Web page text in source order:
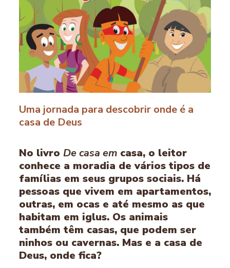
Uma jornada para descobrir onde é a
casa de Deus
No livro De casa em casa, o leitor
conhece a moradia de vários tipos de
famílias em seus grupos sociais. Há
pessoas que vivem em apartamentos,
outras, em ocas e até mesmo as que
habitam em iglus. Os animais
também têm casas, que podem ser
ninhos ou cavernas. Mas e a casa de
Deus, onde fica?